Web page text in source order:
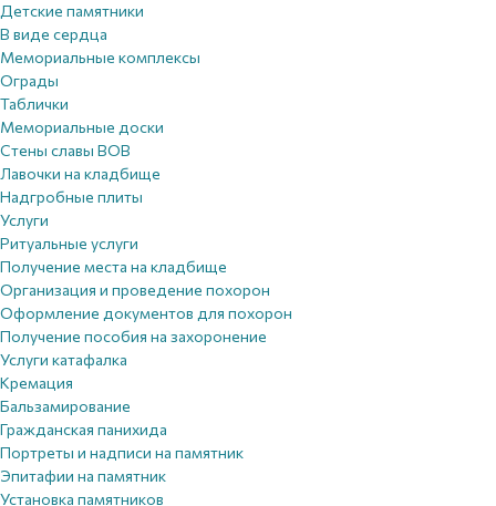
Детские памятники
В виде сердца
Мемориальные комплексы
Ограды
Таблички
Мемориальные доски
Стены славы ВОВ
Лавочки на кладбище
Надгробные плиты
Услуги
Ритуальные услуги
Получение места на кладбище
Организация и проведение похорон
Оформление документов для похорон
Получение пособия на захоронение
Услуги катафалка
Кремация
Бальзамирование
Гражданская панихида
Портреты и надписи на памятник
Эпитафии на памятник
Установка памятников